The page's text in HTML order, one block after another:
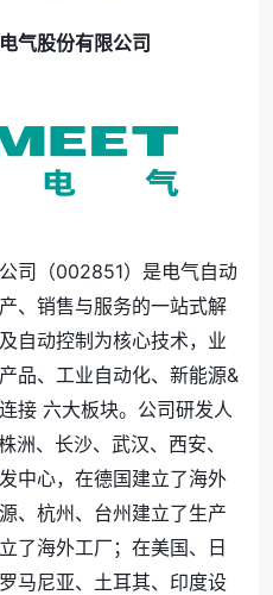
气股份有限公司
司（002851）是电气自动
、销售与服务的一站式解
自动控制为核心技术，业
品、工业自动化、新能源&
接 六大板块。公司研发人
洲、长沙、武汉、西安、
中心，在德国建立了海外
、杭州、台州建立了生产
了海外工厂；在美国、日
马尼亚、土耳其、印度设